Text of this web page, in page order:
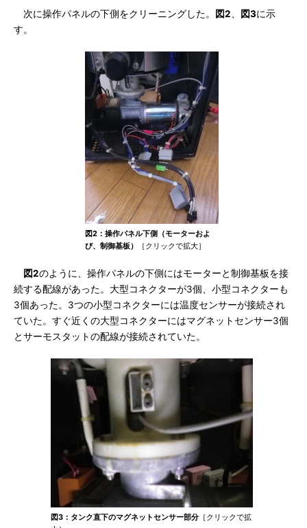
次に操作パネルの下側をクリーニングした。 図2 図3に示
す。
図2：操作パネル下側（モーターおよ
び、制御基板）
［クリックで拡大］
図2のように、操作パネルの下側にはモーターと制御基板を接
続する配線があった。大型コネクターが3個、小型コネクターも
3個あった。3つの小型コネクターには温度センサーが接続され
ていた。すぐ近くの大型コネクターにはマグネットセンサー3個
とサーモスタットの配線が接続されていた。
図3：タンク直下のマグネットセンサー部分 ［クリックで拡